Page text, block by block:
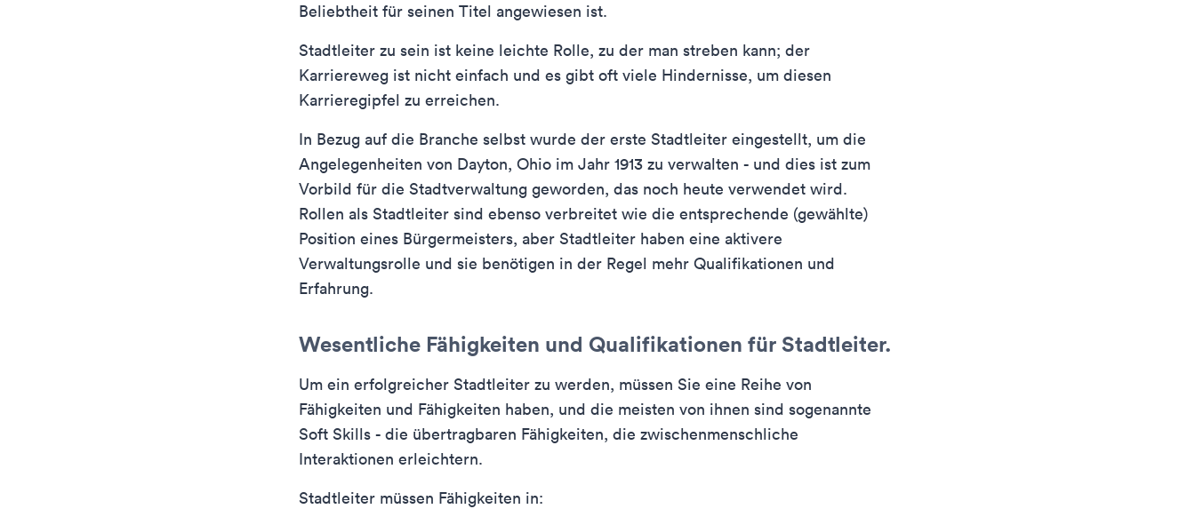
Beliebtheit für seinen Titel angewiesen ist.
Stadtleiter zu sein ist keine leichte Rolle, zu der man streben kann; der
Karriereweg ist nicht einfach und es gibt oft viele Hindernisse, um diesen
Karrieregipfel zu erreichen.
In Bezug auf die Branche selbst wurde der erste Stadtleiter eingestellt, um die
Angelegenheiten von Dayton, Ohio im Jahr 1913 zu verwalten - und dies ist zum
Vorbild für die Stadtverwaltung geworden, das noch heute verwendet wird.
Rollen als Stadtleiter sind ebenso verbreitet wie die entsprechende (gewählte)
Position eines Bürgermeisters, aber Stadtleiter haben eine aktivere
Verwaltungsrolle und sie benötigen in der Regel mehr Qualifikationen und
Erfahrung.
Wesentliche Fähigkeiten und Qualifikationen für Stadtleiter.
Um ein erfolgreicher Stadtleiter zu werden, müssen Sie eine Reihe von
Fähigkeiten und Fähigkeiten haben, und die meisten von ihnen sind sogenannte
Soft Skills - die übertragbaren Fähigkeiten, die zwischenmenschliche
Interaktionen erleichtern.
Stadtleiter müssen Fähigkeiten in: